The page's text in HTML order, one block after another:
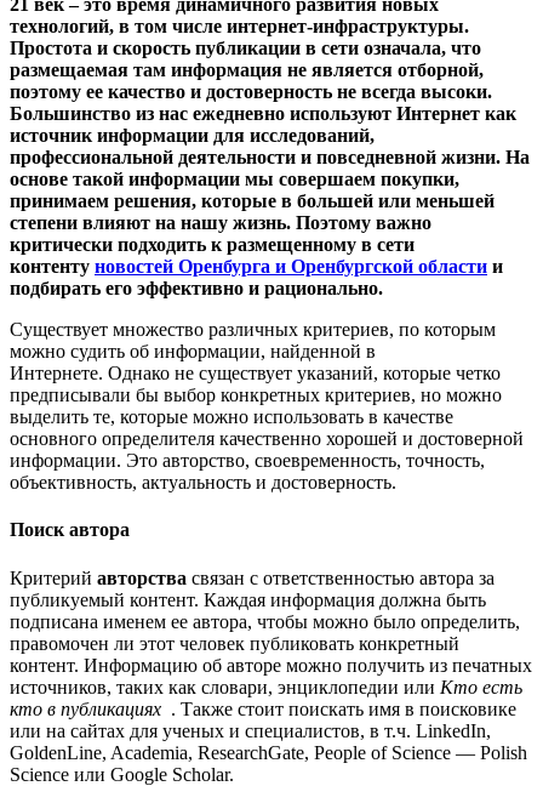
21 век – это время динамичного развития новых
технологий, в том числе интернет-инфраструктуры.
Простота и скорость публикации в сети означала, что
размещаемая там информация не является отборной,
поэтому ее качество и достоверность не всегда высоки.
Большинство из нас ежедневно используют Интернет как
источник информации для исследований,
профессиональной деятельности и повседневной жизни. На
основе такой информации мы совершаем покупки,
принимаем решения, которые в большей или меньшей
степени влияют на нашу жизнь. Поэтому важно
критически подходить к размещенному в сети
контенту новостей Оренбурга и Оренбургской области и
подбирать его эффективно и рационально.
Существует множество различных критериев, по которым
можно судить об информации, найденной в
Интернете. Однако не существует указаний, которые четко
предписывали бы выбор конкретных критериев, но можно
выделить те, которые можно использовать в качестве
основного определителя качественно хорошей и достоверной
информации. Это авторство, своевременность, точность,
объективность, актуальность и достоверность.
Поиск автора
Критерий авторства связан с ответственностью автора за
публикуемый контент. Каждая информация должна быть
подписана именем ее автора, чтобы можно было определить,
правомочен ли этот человек публиковать конкретный
контент. Информацию об авторе можно получить из печатных
источников, таких как словари, энциклопедии или Кто есть
кто в публикациях . Также стоит поискать имя в поисковике
или на сайтах для ученых и специалистов, в т.ч. LinkedIn,
GoldenLine, Academia, ResearchGate, People of Science — Polish
Science или Google Scholar.